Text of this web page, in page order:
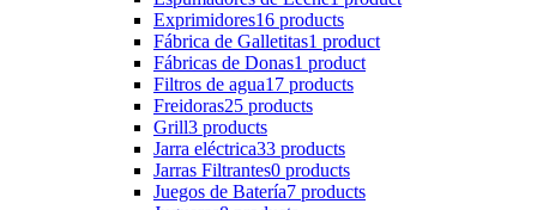
Exprimidores16 products
Fábrica de Galletitas1 product
Fábricas de Donas1 product
Filtros de agua17 products
Freidoras25 products
Grill3 products
Jarra eléctrica33 products
Jarras Filtrantes0 products
Juegos de Batería7 products